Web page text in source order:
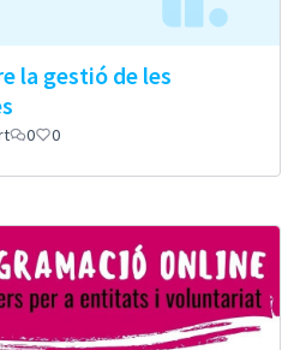
la gestió de les
0 0